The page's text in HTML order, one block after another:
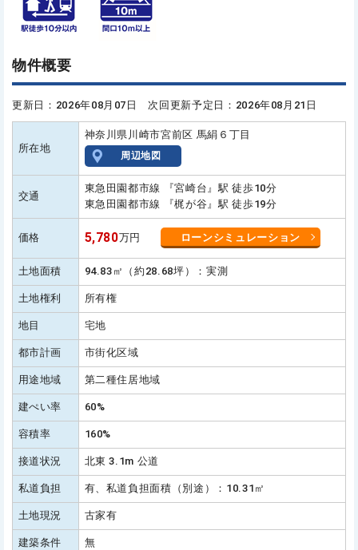
物件概要
更新日：2026年08月07日 次回更新予定日：2026年08月21日
所在地
神奈川県川崎市宮前区 馬絹６丁目
周辺地図
交通
東急田園都市線 『宮崎台』駅 徒歩10分
東急田園都市線 『梶が谷』駅 徒歩19分
価格 5,780万円 ローンシミュレーション
土地面積 94.83㎡（約28.68坪）：実測
土地権利 所有権
地目 宅地
都市計画 市街化区域
用途地域 第二種住居地域
建ぺい率 60%
容積率 160%
接道状況 北東 3.1m 公道
私道負担 有、私道負担面積（別途）：10.31㎡
土地現況 古家有
建築条件 無